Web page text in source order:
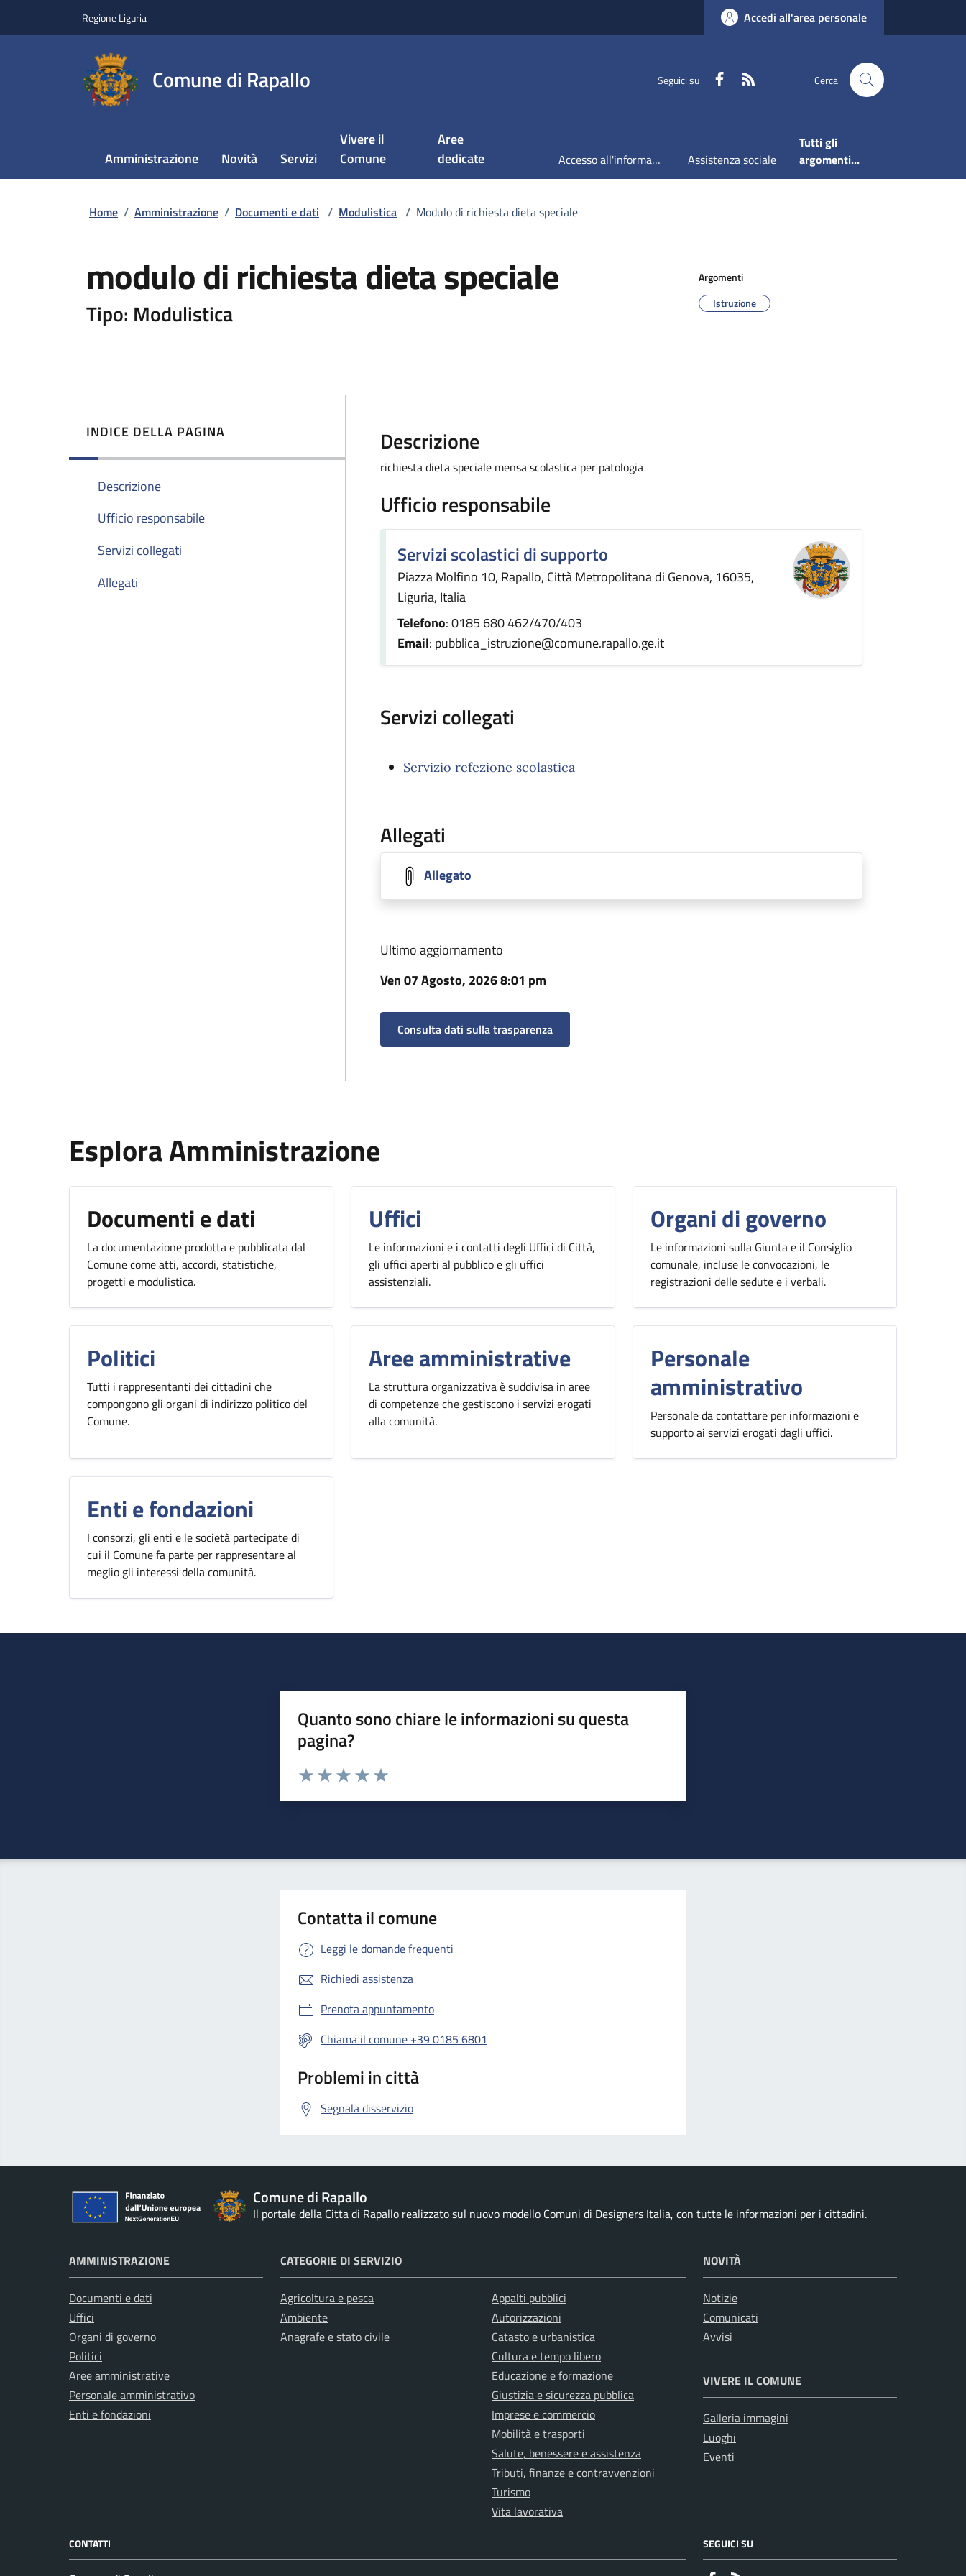
Regione Liguria Accedi all'area personale
Comune di Rapallo Seguici su Faceboook Cerca
Amministrazione Novità Servizi
Vivere il
Comune
Aree
dedicate
Accesso all'informazione Assistenza sociale
Tutti gli
argomenti...
Home / Amministrazione / Documenti e dati / Modulistica / Modulo di richiesta dieta speciale
modulo di richiesta dieta speciale
Tipo: Modulistica
Argomenti
Istruzione
INDICE DELLA PAGINA
Descrizione
Ufficio responsabile
Servizi collegati
Allegati
Descrizione
richiesta dieta speciale mensa scolastica per patologia
Ufficio responsabile
Servizi scolastici di supporto
Piazza Molfino 10, Rapallo, Città Metropolitana di Genova, 16035,
Liguria, Italia
Telefono: 0185 680 462/470/403
Email: pubblica_istruzione@comune.rapallo.ge.it
Servizi collegati
Servizio refezione scolastica
Allegati
Allegato
Ultimo aggiornamento
Ven 07 Agosto, 2026 8:01 pm
Consulta dati sulla trasparenza
Esplora Amministrazione
Documenti e dati
La documentazione prodotta e pubblicata dal
Comune come atti, accordi, statistiche,
progetti e modulistica.
Uffici
Le informazioni e i contatti degli Uffici di Città,
gli uffici aperti al pubblico e gli uffici
assistenziali.
Organi di governo
Le informazioni sulla Giunta e il Consiglio
comunale, incluse le convocazioni, le
registrazioni delle sedute e i verbali.
Politici
Tutti i rappresentanti dei cittadini che
compongono gli organi di indirizzo politico del
Comune.
Aree amministrative
La struttura organizzativa è suddivisa in aree
di competenze che gestiscono i servizi erogati
alla comunità.
Personale
amministrativo
Personale da contattare per informazioni e
supporto ai servizi erogati dagli uffici.
Enti e fondazioni
I consorzi, gli enti e le società partecipate di
cui il Comune fa parte per rappresentare al
meglio gli interessi della comunità.
Quanto sono chiare le informazioni su questa
pagina?
Valuta da 1 a 5 stelle la pagina
Contatta il comune
Leggi le domande frequenti
Richiedi assistenza
Prenota appuntamento
Chiama il comune +39 0185 6801
Problemi in città
Segnala disservizio
Comune di Rapallo
Il portale della Citta di Rapallo realizzato sul nuovo modello Comuni di Designers Italia, con tutte le informazioni per i cittadini.
AMMINISTRAZIONE
Documenti e dati
Uffici
Organi di governo
Politici
Aree amministrative
Personale amministrativo
Enti e fondazioni
CATEGORIE DI SERVIZIO
Agricoltura e pesca
Ambiente
Anagrafe e stato civile
Appalti pubblici
Autorizzazioni
Catasto e urbanistica
Cultura e tempo libero
Educazione e formazione
Giustizia e sicurezza pubblica
Imprese e commercio
Mobilità e trasporti
Salute, benessere e assistenza
Tributi, finanze e contravvenzioni
Turismo
Vita lavorativa
NOVITÀ
Notizie
Comunicati
Avvisi
VIVERE IL COMUNE
Galleria immagini
Luoghi
Eventi
CONTATTI SEGUICI SU